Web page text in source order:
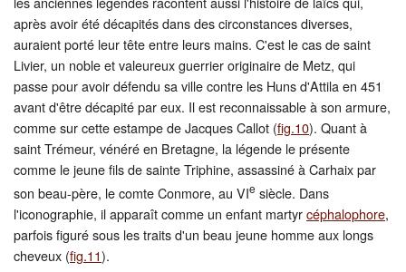
après avoir été décapités dans des circonstances diverses,
auraient porté leur tête entre leurs mains. C'est le cas de saint
Livier, un noble et valeureux guerrier originaire de Metz, qui
passe pour avoir défendu sa ville contre les Huns d'Attila en 451
avant d'être décapité par eux. Il est reconnaissable à son armure,
comme sur cette estampe de Jacques Callot (fig.10). Quant à
saint Trémeur, vénéré en Bretagne, la légende le présente
comme le jeune fils de sainte Triphine, assassiné à Carhaix par
son beau-père, le comte Conmore, au VIe siècle. Dans
l'iconographie, il apparaît comme un enfant martyrcéphalophore,
parfois figuré sous les traits d'un beau jeune homme aux longs
cheveux (fig.11).